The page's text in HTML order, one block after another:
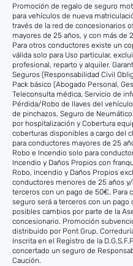
Promoción de regalo de seguro
para vehículos de nueva
través de la red de concesionarios
mayores de 25 años, y con más de
Para otros conductores existe un
válida solo para Uso particular,
profesional, reparto y alquiler.
Seguros (Responsabilidad Civil
Pack básico (Abogado Personal,
Teleconsulta médica, Servicio de
Pérdida/Robo de llaves del
de pinchazos, Seguro de
por hospitalización y Cobertura
coberturas disponibles a cargo del
para conductores mayores de 25
Robo e Incendio solo para
Incendio y Daños Propios con
Robo, Incendio y Daños Propios
conductores menores de 25 años
terceros con un pago de 50€. Para
seguro será a terceros con un
posibles cambios por parte de la
concesionario. Promoción
distribuido por Pont Grup,
Inscrita en el Registro de la
concertado un seguro de
Caución.